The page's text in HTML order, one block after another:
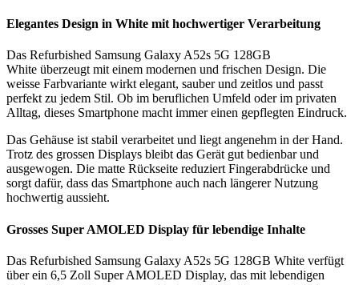
Elegantes Design in White mit hochwertiger Verarbeitung
Das Refurbished Samsung Galaxy A52s 5G 128GB
White überzeugt mit einem modernen und frischen Design. Die
weisse Farbvariante wirkt elegant, sauber und zeitlos und passt
perfekt zu jedem Stil. Ob im beruflichen Umfeld oder im privaten
Alltag, dieses Smartphone macht immer einen gepflegten Eindruck.
Das Gehäuse ist stabil verarbeitet und liegt angenehm in der Hand.
Trotz des grossen Displays bleibt das Gerät gut bedienbar und
ausgewogen. Die matte Rückseite reduziert Fingerabdrücke und
sorgt dafür, dass das Smartphone auch nach längerer Nutzung
hochwertig aussieht.
Grosses Super AMOLED Display für lebendige Inhalte
Das Refurbished Samsung Galaxy A52s 5G 128GB White verfügt
über ein 6,5 Zoll Super AMOLED Display, das mit lebendigen